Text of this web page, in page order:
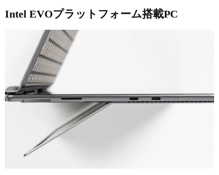
Intel EVOプラットフォーム搭載PC